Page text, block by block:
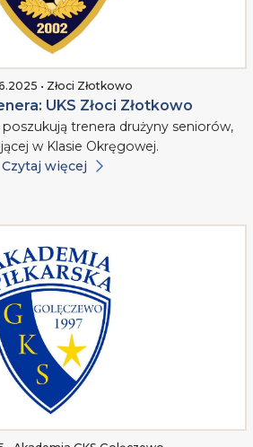
• Złoci Złotkowo
UKS Złoci Złotkowo
poszukują trenera drużyny seniorów,
w Klasie Okręgowej.
Czytaj więcej